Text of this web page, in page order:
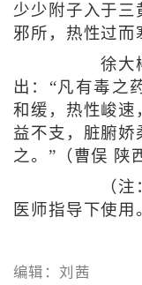
少少附子入于三
邪所，热性过而
徐大椿
出：“凡有毒之
和缓，热性峻速
益不支，脏腑娇
之。”（曹俣 陕
（注：
医师指导下使用
编辑：刘茜